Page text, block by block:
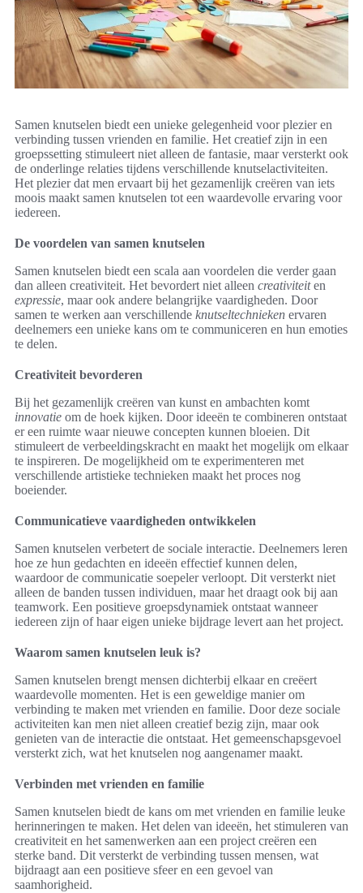
Samen knutselen biedt een unieke gelegenheid voor plezier en
verbinding tussen vrienden en familie. Het creatief zijn in een
groepssetting stimuleert niet alleen de fantasie, maar versterkt ook
de onderlinge relaties tijdens verschillende knutselactiviteiten.
Het plezier dat men ervaart bij het gezamenlijk creëren van iets
moois maakt samen knutselen tot een waardevolle ervaring voor
iedereen.
De voordelen van samen knutselen
Samen knutselen biedt een scala aan voordelen die verder gaan
dan alleen creativiteit. Het bevordert niet alleen creativiteiten
expressie, maar ook andere belangrijke vaardigheden. Door
samen te werken aan verschillende knutseltechnieken ervaren
deelnemers een unieke kans om te communiceren en hun emoties
te delen.
Creativiteit bevorderen
Bij het gezamenlijk creëren van kunst en ambachten komt
innovatie om de hoek kijken. Door ideeën te combineren ontstaat
er een ruimte waar nieuwe concepten kunnen bloeien. Dit
stimuleert de verbeeldingskracht en maakt het mogelijk om elkaar
te inspireren. De mogelijkheid om te experimenteren met
verschillende artistieke technieken maakt het proces nog
boeiender.
Communicatieve vaardigheden ontwikkelen
Samen knutselen verbetert de sociale interactie. Deelnemers leren
hoe ze hun gedachten en ideeën effectief kunnen delen,
waardoor de communicatie soepeler verloopt. Dit versterkt niet
alleen de banden tussen individuen, maar het draagt ook bij aan
teamwork. Een positieve groepsdynamiek ontstaat wanneer
iedereen zijn of haar eigen unieke bijdrage levert aan het project.
Waarom samen knutselen leuk is?
Samen knutselen brengt mensen dichterbij elkaar en creëert
waardevolle momenten. Het is een geweldige manier om
verbinding te maken met vrienden en familie. Door deze sociale
activiteiten kan men niet alleen creatief bezig zijn, maar ook
genieten van de interactie die ontstaat. Het gemeenschapsgevoel
versterkt zich, wat het knutselen nog aangenamer maakt.
Verbinden met vrienden en familie
Samen knutselen biedt de kans om met vrienden en familie leuke
herinneringen te maken. Het delen van ideeën, het stimuleren van
creativiteit en het samenwerken aan een project creëren een
sterke band. Dit versterkt de verbinding tussen mensen, wat
bijdraagt aan een positieve sfeer en een gevoel van
saamhorigheid.